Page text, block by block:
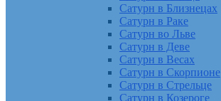
Сатурн в Близнецах
Сатурн в Раке
Сатурн во Льве
Сатурн в Деве
Сатурн в Весах
Сатурн в Скорпионе
Сатурн в Стрельце
Сатурн в Козероге